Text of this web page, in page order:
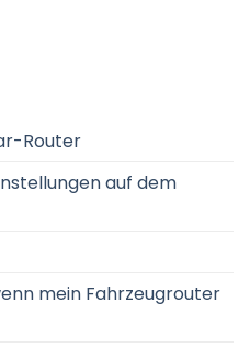
Router
auf dem
mein Fahrzeugrouter